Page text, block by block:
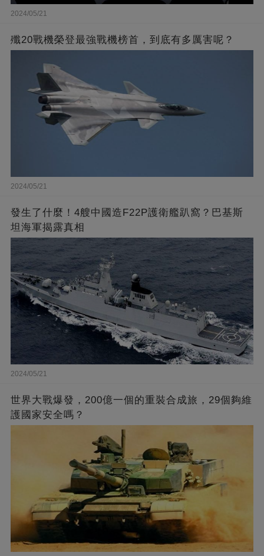
2024/05/21
殲20戰機榮登最強戰機榜首，到底有多厲害呢？
2024/05/21
發生了什麼！4艘中國造F22P護衛艦趴窩？巴基斯
坦海軍揭露真相
2024/05/21
世界大戰爆發，200億一個的重裝合成旅，29個夠維
護國家安全嗎？